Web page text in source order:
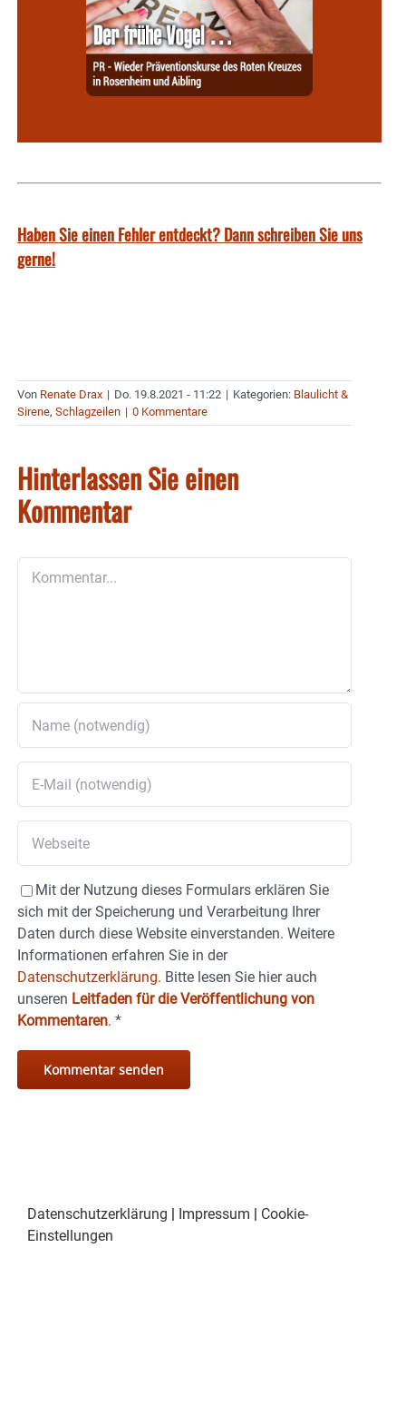
Haben Sie einen Fehler entdeckt? Dann schreiben Sie uns
gerne!
Von Renate Drax | Do. 19.8.2021 - 11:22 | Kategorien: Blaulicht &
Sirene, Schlagzeilen | 0 Kommentare
Hinterlassen Sie einen
Kommentar
Mit der Nutzung dieses Formulars erklären Sie
sich mit der Speicherung und Verarbeitung Ihrer
Daten durch diese Website einverstanden. Weitere
Informationen erfahren Sie in der
Datenschutzerklärung. Bitte lesen Sie hier auch
unseren Leitfaden für die Veröffentlichung von
Kommentaren. *
Datenschutzerklärung Impressum
Cookie-
Einstellungen